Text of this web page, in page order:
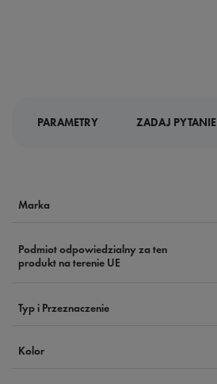
PARAMETRY ZADAJ PYTANIE
Marka
Podmiot odpowiedzialny za ten
produkt na terenie UE
Typ i Przeznaczenie
Kolor